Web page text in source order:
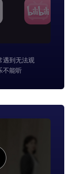
遇到无法观
不能听